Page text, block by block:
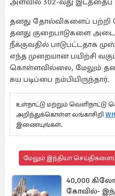
அளவில் 302-வது இடத்தைப்
தனது தோல்விகளைப் பற்றி
தனது குறைபாடுகளை
நீக்குவதில் பாடுபட்டதாக
எந்த முறையான பயிற்சி
கொள்ளவில்லை, மேலும்
சுய படிப்பை நம்பியிருந்தார்.
உள்நாட்டு மற்றும் வெளிநாட்டு
அறிந்துக்கொள்ள லங்காசிறி
இணையுங்கள்.
மேலும் இந்தியா
40,000
கோவில்-